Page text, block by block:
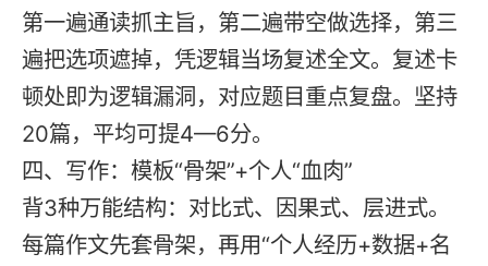
第一遍通读抓主旨，第二遍带空做选择，第三
遍把选项遮掉，凭逻辑当场复述全文。复述卡
顿处即为逻辑漏洞，对应题目重点复盘。坚持
20篇，平均可提4—6分。
四、写作：模板“骨架”+个人“血肉”
背3种万能结构：对比式、因果式、层进式。
每篇作文先套骨架，再用“个人经历+数据+名